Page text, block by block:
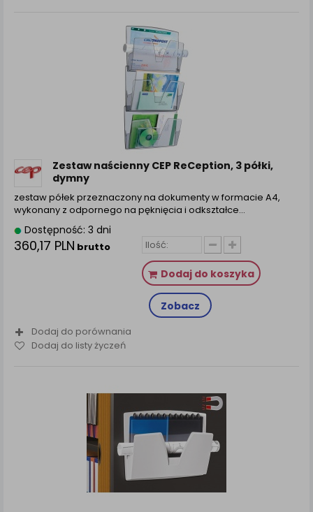
Zestaw naścienny CEP ReCeption, 3 półki,
dymny
zestaw półek przeznaczony na dokumenty w formacie A4,
wykonany z odpornego na pęknięcia i odkształce...
Dostępność: 3 dni
360,17 PLN brutto
Dodaj do koszyka
Zobacz
Dodaj do porównania
Dodaj do listy życzeń